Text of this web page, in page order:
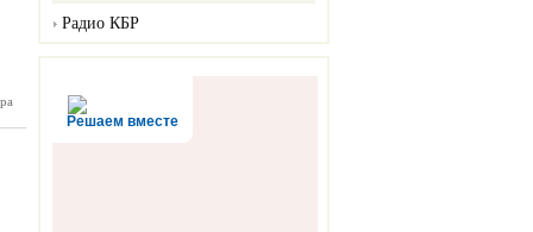
Радио КБР
Решаем вместе